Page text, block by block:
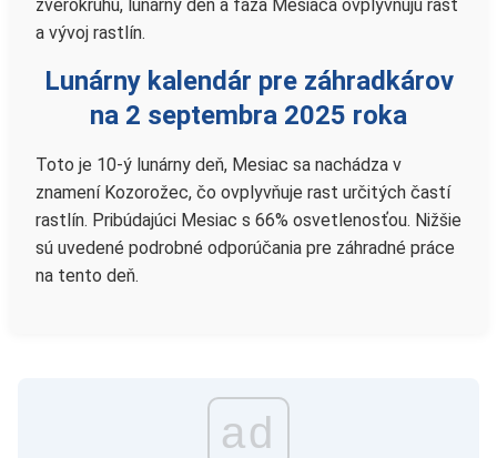
zverokruhu, lunárny deň a fáza Mesiaca ovplyvňujú rast
a vývoj rastlín.
Lunárny kalendár pre záhradkárov
na 2 septembra 2025 roka
Toto je 10-ý lunárny deň, Mesiac sa nachádza v
znamení Kozorožec, čo ovplyvňuje rast určitých častí
rastlín. Pribúdajúci Mesiac s 66% osvetlenosťou. Nižšie
sú uvedené podrobné odporúčania pre záhradné práce
na tento deň.
ad